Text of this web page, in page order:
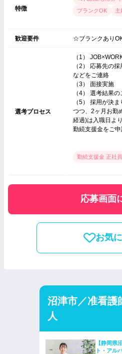
特徴
ブランクOK
主
歓迎要件 ☆ブランクあり
選考プロセス
（1）
（2） 応募先の
などをご連絡
（3） 面接実施
（4） 選考結果
（5） 採用が決
つつ、2ヶ月お勤
経過)は入職日よ
勤続支援金をご
勤続支援金 正社
応募画面
お気
沼津市／准看護
人
【静岡県
ト・アル